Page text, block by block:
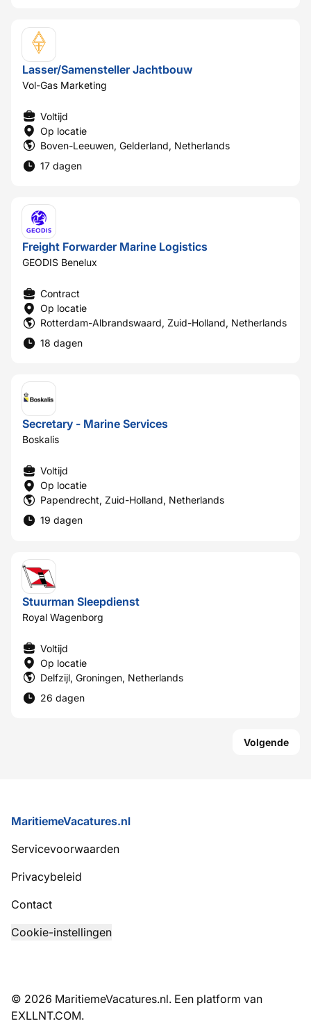
Lasser/Samensteller Jachtbouw
Vol-Gas Marketing
Voltijd
Op locatie
Boven-Leeuwen, Gelderland, Netherlands
17 dagen
Freight Forwarder Marine Logistics
GEODIS Benelux
Contract
Op locatie
Rotterdam-Albrandswaard, Zuid-Holland, Netherlands
18 dagen
Secretary - Marine Services
Boskalis
Voltijd
Op locatie
Papendrecht, Zuid-Holland, Netherlands
19 dagen
Stuurman Sleepdienst
Royal Wagenborg
Voltijd
Op locatie
Delfzijl, Groningen, Netherlands
26 dagen
Volgende
Voettekst
MaritiemeVacatures.nl
Servicevoorwaarden
Privacybeleid
Contact
Cookie-instellingen
© 2026 MaritiemeVacatures.nl. Een platform van
EXLLNT.COM.